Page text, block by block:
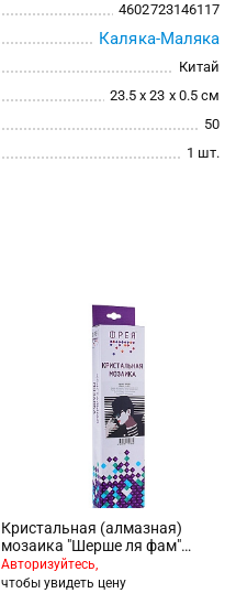
4602723146117
Каляка-Маляка
Китай
23.5 x 23 x 0.5 см
50
1 шт.
Кристальная (алмазная)
мозаика "Шерше ля фам"
30х30 см
Авторизуйтесь,
чтобы увидеть цену